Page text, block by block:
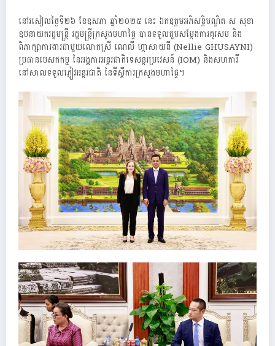
នៅរសៀលថ្ងៃទី២៦ ខែឧសភា ឆ្នាំ២០២៥ នេះ ឯកឧត្តមអភិសន្តិបណ្ឌិត ស សុខា
ឧបនាយករដ្ឋមន្ត្រី រដ្ឋមន្ត្រីក្រសួងមហាផ្ទៃ បានទទួលជួបសម្តែងការគួរសម និង
ពិភាក្សាការងារជាមួយលោកស្រី ណេលី ហ្កាសាយនី (Nellie GHUSAYNI)
ប្រធានបេសកកម្ម នៃអង្គការអន្តរជាតិទេសន្តរប្រវេសន៍ (IOM) និងសហការី
នៅសាលទទួលភ្ញៀវអន្តរជាតិ នៃទីស្តីការក្រសួងមហាផ្ទៃ។